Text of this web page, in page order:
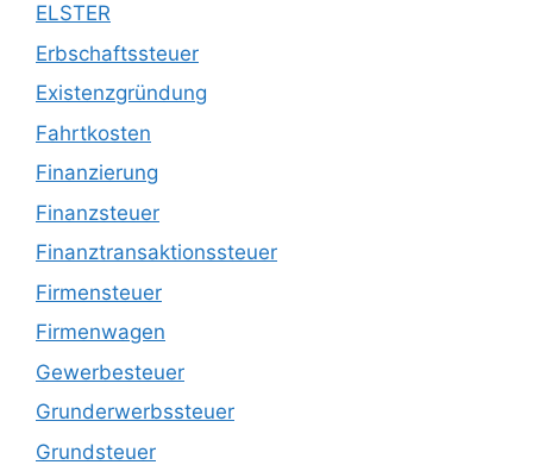
ELSTER
Erbschaftssteuer
Existenzgründung
Fahrtkosten
Finanzierung
Finanzsteuer
Finanztransaktionssteuer
Firmensteuer
Firmenwagen
Gewerbesteuer
Grunderwerbssteuer
Grundsteuer